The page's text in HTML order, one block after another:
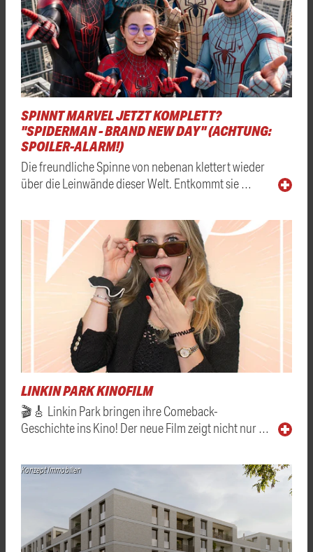
SPINNT MARVEL JETZT KOMPLETT?
"SPIDERMAN - BRAND NEW DAY" (ACHTUNG:
SPOILER-ALARM!)
Die freundliche Spinne von nebenan klettert wieder
über die Leinwände dieser Welt. Entkommt sie …
LINKIN PARK KINOFILM
🎬🎸 Linkin Park bringen ihre Comeback-
Geschichte ins Kino! Der neue Film zeigt nicht nur …
Konzept Immobilien